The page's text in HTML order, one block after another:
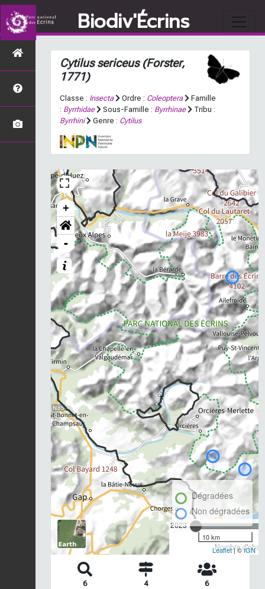
Biodiv'Écrins
Cytilus sericeus(Forster,
1771)
Classe : Insecta Ordre : Coleoptera
Famille
: Byrrhidae Sous-Famille : Byrrhinae
Tribu :
Byrrhini
Genre : Cytilus
+
-
2023
Nombre
Dégradées
Non dégradées
10 km
Leaflet| ©IGN
6 4 6